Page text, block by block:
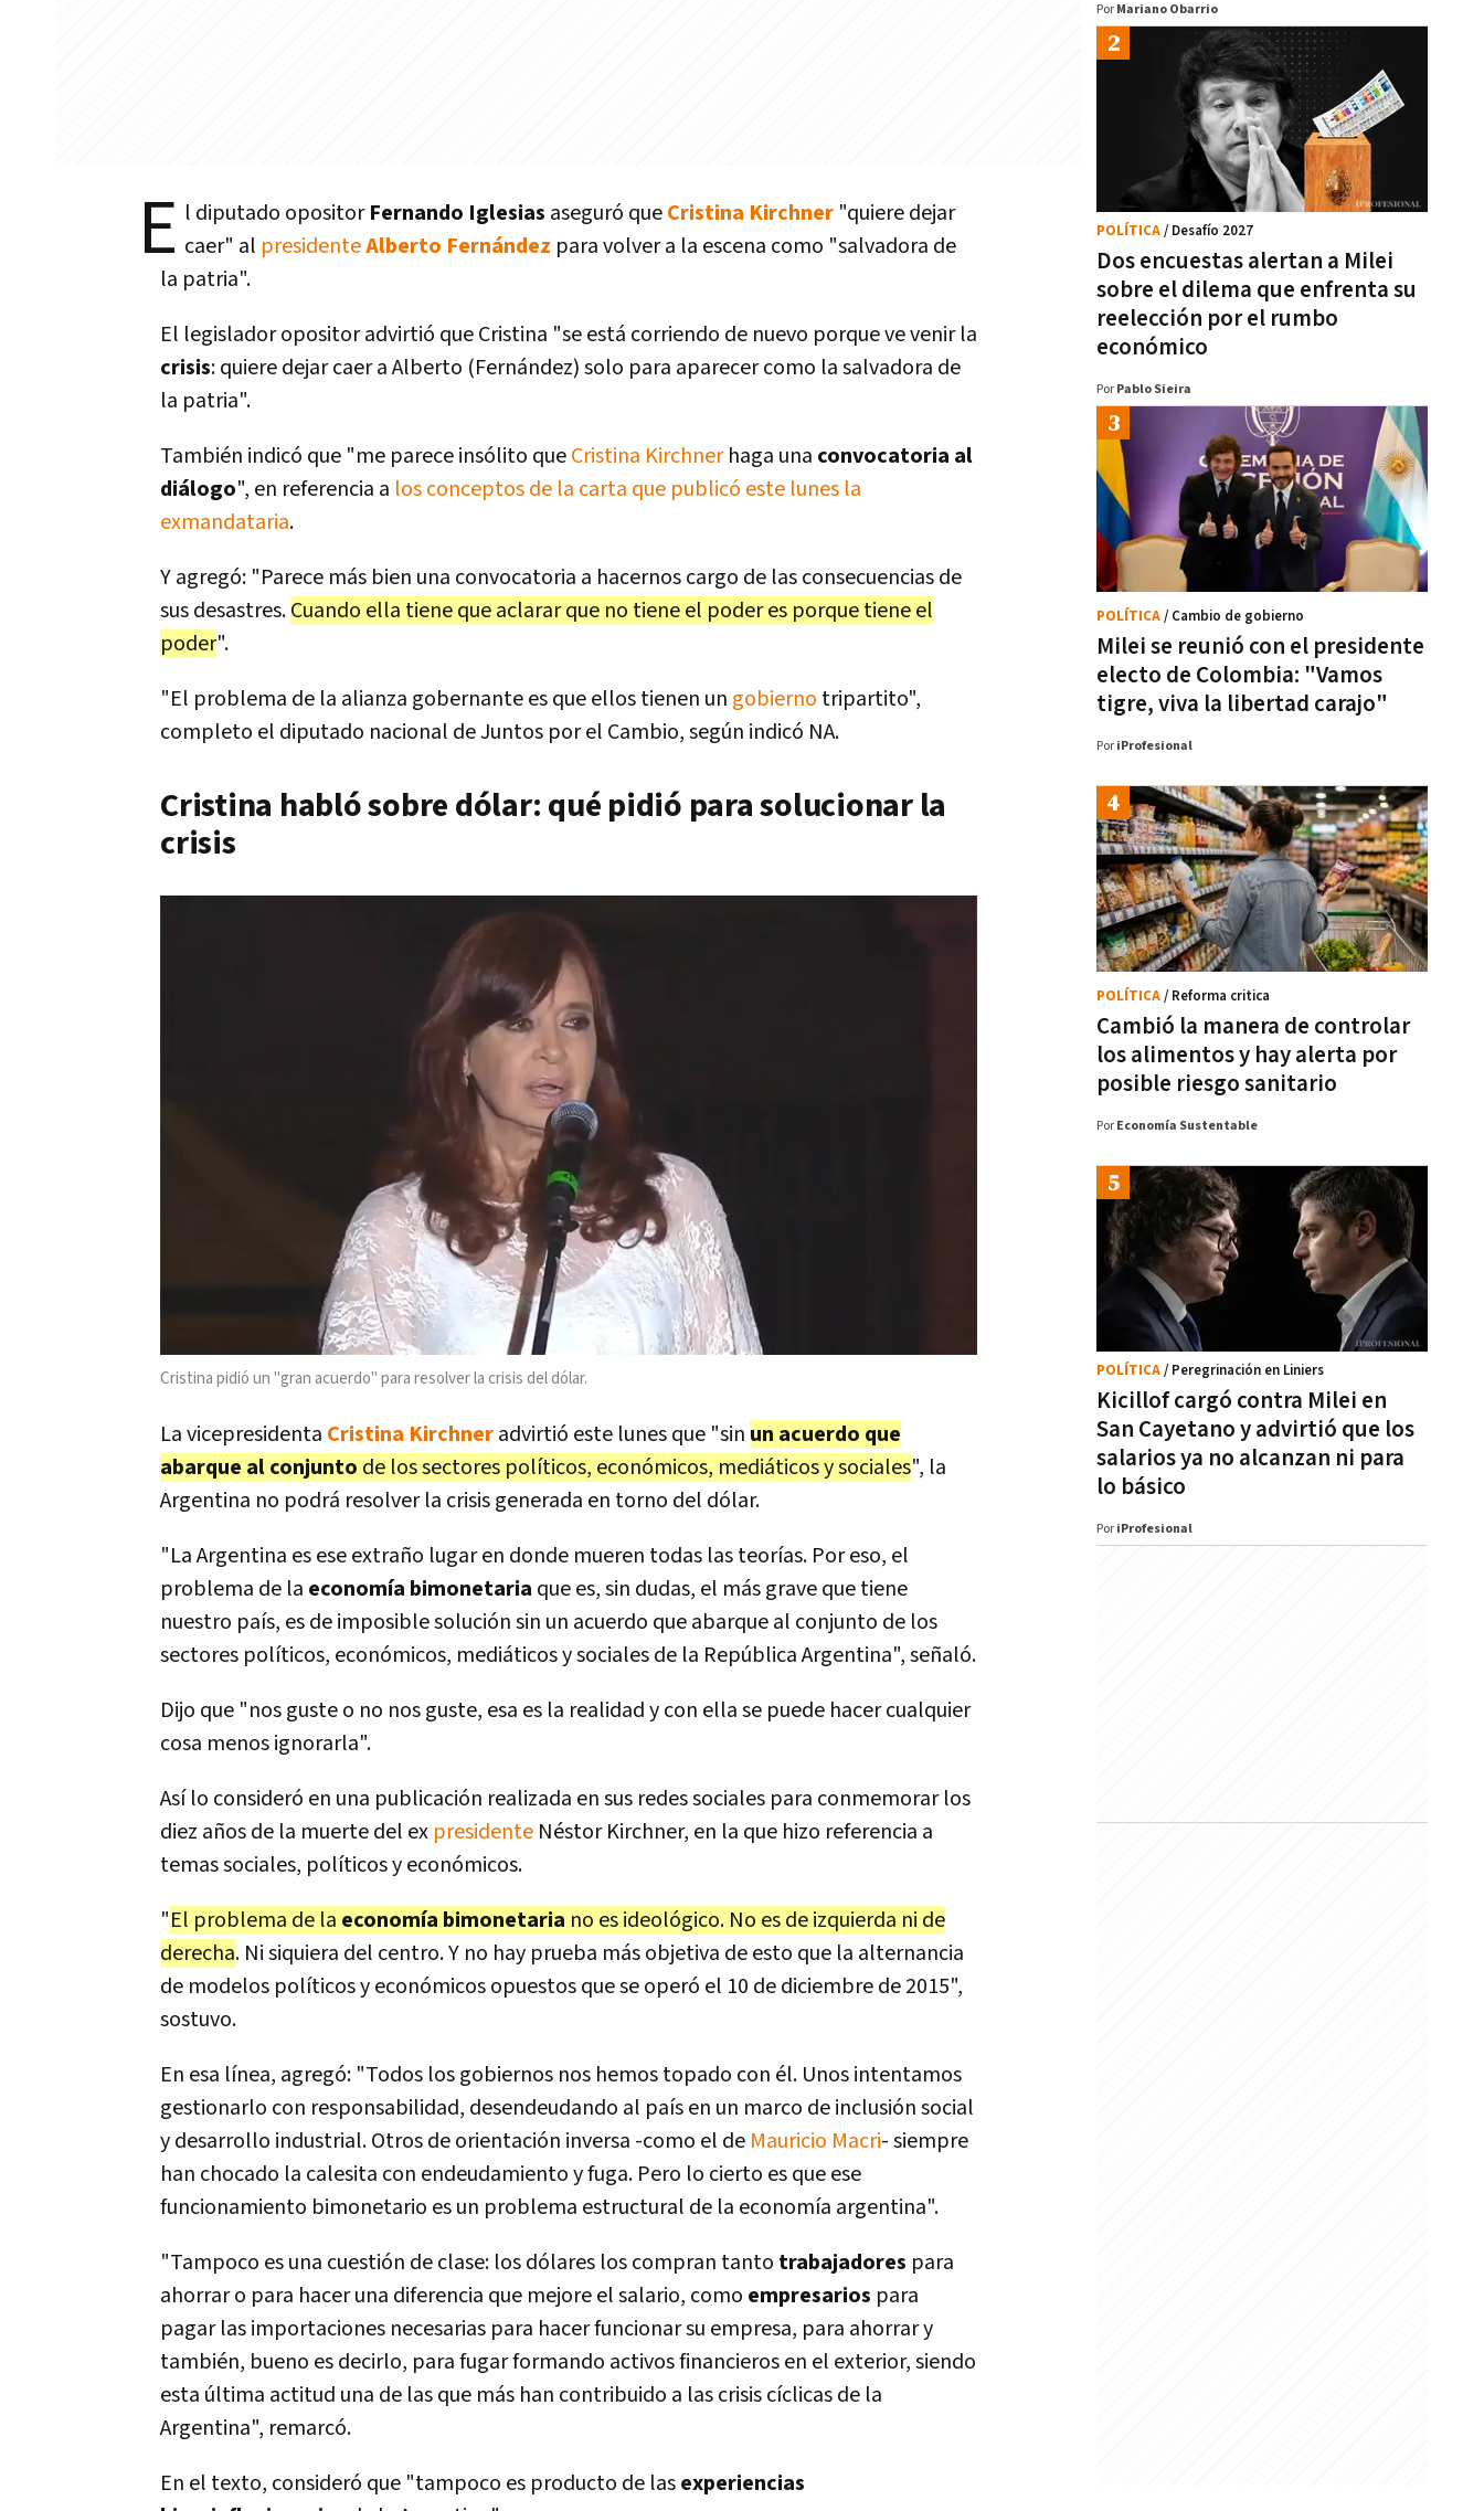
E l diputado opositorFernando Iglesias aseguró queCristina Kirchner "quiere dejar
caer" al presidenteAlberto Fernández para volver a la escena como "salvadora de
la patria".
El legislador opositor advirtió que Cristina "se está corriendo de nuevo porque ve venir la
crisis: quiere dejar caer a Alberto (Fernández) solo para aparecer como la salvadora de
la patria".
También indicó que "me parece insólito queCristina Kirchnerhaga una convocatoria al
diálogo", en referencia a los conceptos de la carta que publicó este lunes la
exmandataria.
Y agregó: "Parece más bien una convocatoria a hacernos cargo de las consecuencias de
sus desastres.Cuando ella tiene que aclarar que no tiene el poder es porque tiene el
poder".
"El problema de la alianza gobernante es que ellos tienen un gobierno tripartito",
completo el diputado nacional de Juntos por el Cambio, según indicó NA.
Cristina habló sobre dólar: qué pidió para solucionar la
crisis
Cristina pidió un "gran acuerdo" para resolver la crisis del dólar.
La vicepresidenta Cristina Kirchneradvirtió este lunes que "sin un acuerdo que
abarque al conjunto de los sectores políticos, económicos, mediáticos y sociales", la
Argentina no podrá resolver la crisis generada en torno del dólar.
"La Argentina es ese extraño lugar en donde mueren todas las teorías. Por eso, el
problema de la economía bimonetaria que es, sin dudas, el más grave que tiene
nuestro país, es de imposible solución sin un acuerdo que abarque al conjunto de los
sectores políticos, económicos, mediáticos y sociales de la República Argentina", señaló.
Dijo que "nos guste o no nos guste, esa es la realidad y con ella se puede hacer cualquier
cosa menos ignorarla".
Así lo consideró en una publicación realizada en sus redes sociales para conmemorar los
diez años de la muerte del ex presidente Néstor Kirchner, en la que hizo referencia a
temas sociales, políticos y económicos.
"El problema de la economía bimonetaria no es ideológico. No es de izquierda ni de
derecha. Ni siquiera del centro. Y no hay prueba más objetiva de esto que la alternancia
de modelos políticos y económicos opuestos que se operó el 10 de diciembre de 2015",
sostuvo.
En esa línea, agregó: "Todos los gobiernos nos hemos topado con él. Unos intentamos
gestionarlo con responsabilidad, desendeudando al país en un marco de inclusión social
y desarrollo industrial. Otros de orientación inversa -como el de Mauricio Macri- siempre
han chocado la calesita con endeudamiento y fuga. Pero lo cierto es que ese
funcionamiento bimonetario es un problema estructural de la economía argentina".
"Tampoco es una cuestión de clase: los dólares los compran tanto trabajadores para
ahorrar o para hacer una diferencia que mejore el salario, como empresarios para
pagar las importaciones necesarias para hacer funcionar su empresa, para ahorrar y
también, bueno es decirlo, para fugar formando activos financieros en el exterior, siendo
esta última actitud una de las que más han contribuido a las crisis cíclicas de la
Argentina", remarcó.
En el texto, consideró que "tampoco es producto de lasexperiencias
Por Mariano Obarrio
Dos encuestas alertan a Milei
sobre el dilema que enfrenta su
reelección por el rumbo
económico
POLÍTICA/ Desafío 2027
Por Pablo Sieira
Milei se reunió con el presidente
electo de Colombia: "Vamos
tigre, viva la libertad carajo"
POLÍTICA/ Cambio de gobierno
Por iProfesional
Cambió la manera de controlar
los alimentos y hay alerta por
posible riesgo sanitario
POLÍTICA/ Reforma critica
Por Economía Sustentable
Kicillof cargó contra Milei en
San Cayetano y advirtió que los
salarios ya no alcanzan ni para
lo básico
POLÍTICA/ Peregrinación en Liniers
Por iProfesional